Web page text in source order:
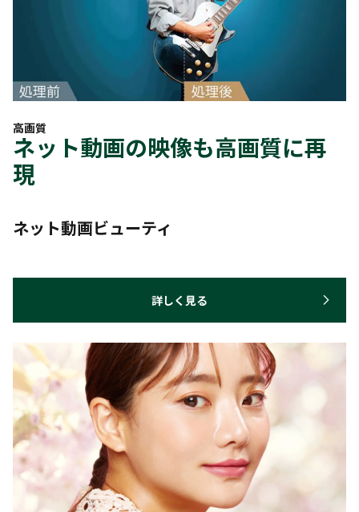
高画質
ネット動画の映像も高画質に再
現
ネット動画ビューティ
詳しく見る